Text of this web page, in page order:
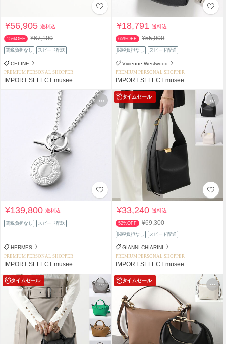
¥56,905送料込
15%OFF ¥67,100
関税負担なし スピード配送
CELINE
PREMIUM PERSONAL SHOPPER
IMPORT SELECT musee
¥18,791送料込
65%OFF ¥55,000
関税負担なし スピード配送
Vivienne Westwood
PREMIUM PERSONAL SHOPPER
IMPORT SELECT musee
¥139,800送料込
関税負担なし スピード配送
HERMES
PREMIUM PERSONAL SHOPPER
IMPORT SELECT musee
タイムセール
¥33,240送料込
52%OFF ¥69,300
関税負担なし スピード配送
GIANNI CHIARINI
PREMIUM PERSONAL SHOPPER
IMPORT SELECT musee
タイムセール タイムセール